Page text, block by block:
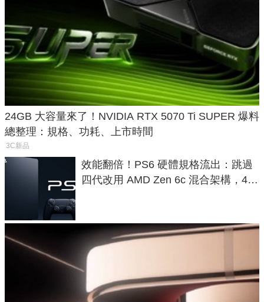
24GB 大容量來了！NVIDIA RTX 5070 Ti SUPER 爆料
總整理：規格、功耗、上市時間
3C新品
效能翻倍！PS6 硬體規格流出：跳過
四代改用 AMD Zen 6c 混合架構，4K